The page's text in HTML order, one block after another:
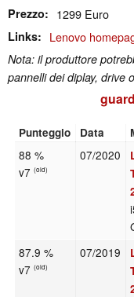
Prezzo 1299 Euro
Links Lenovo
Nota: il produttore
pannelli dei diplay, drive
Punteggio Data
88 %
v7(old)
07/2020
87.9 %
v7(old)
07/2019